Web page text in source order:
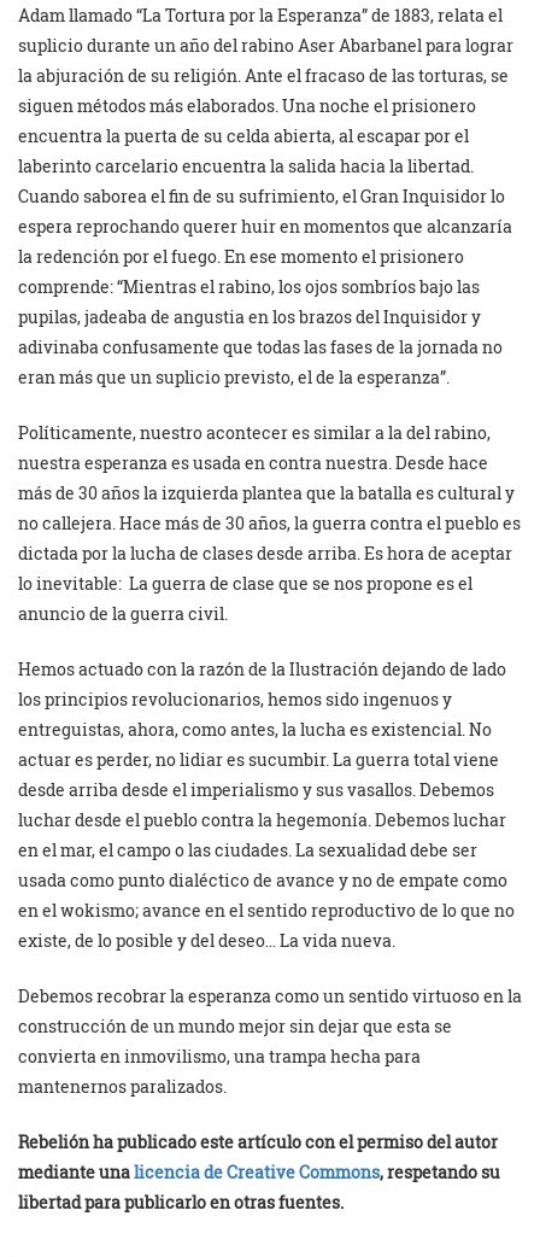
Adam llamado “La Tortura por la Esperanza” de 1883, relata el
suplicio durante un año del rabino Aser Abarbanel para lograr
la abjuración de su religión. Ante el fracaso de las torturas, se
siguen métodos más elaborados. Una noche el prisionero
encuentra la puerta de su celda abierta, al escapar por el
laberinto carcelario encuentra la salida hacia la libertad.
Cuando saborea el fin de su sufrimiento, el Gran Inquisidor lo
espera reprochando querer huir en momentos que alcanzaría
la redención por el fuego. En ese momento el prisionero
comprende: “Mientras el rabino, los ojos sombríos bajo las
pupilas, jadeaba de angustia en los brazos del Inquisidor y
adivinaba confusamente que todas las fases de la jornada no
eran más que un suplicio previsto, el de la esperanza”.
Políticamente, nuestro acontecer es similar a la del rabino,
nuestra esperanza es usada en contra nuestra. Desde hace
más de 30 años la izquierda plantea que la batalla es cultural y
no callejera. Hace más de 30 años, la guerra contra el pueblo es
dictada por la lucha de clases desde arriba. Es hora de aceptar
lo inevitable: La guerra de clase que se nos propone es el
anuncio de la guerra civil.
Hemos actuado con la razón de la Ilustración dejando de lado
los principios revolucionarios, hemos sido ingenuos y
entreguistas, ahora, como antes, la lucha es existencial. No
actuar es perder, no lidiar es sucumbir. La guerra total viene
desde arriba desde el imperialismo y sus vasallos. Debemos
luchar desde el pueblo contra la hegemonía. Debemos luchar
en el mar, el campo o las ciudades. La sexualidad debe ser
usada como punto dialéctico de avance y no de empate como
en el wokismo; avance en el sentido reproductivo de lo que no
existe, de lo posible y del deseo… La vida nueva.
Debemos recobrar la esperanza como un sentido virtuoso en la
construcción de un mundo mejor sin dejar que esta se
convierta en inmovilismo, una trampa hecha para
mantenernos paralizados.
Rebelión ha publicado este artículo con el permiso del autor
mediante unalicencia de Creative Commons, respetando su
libertad para publicarlo en otras fuentes.